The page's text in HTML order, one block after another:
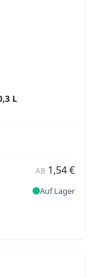
L
AB 1,54 €
Auf Lager